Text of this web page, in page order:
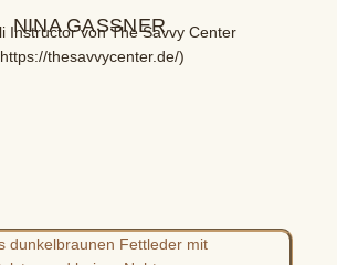
NINA GASSNER
Instructor von The Savvy Center
https://thesavvycenter.de/)